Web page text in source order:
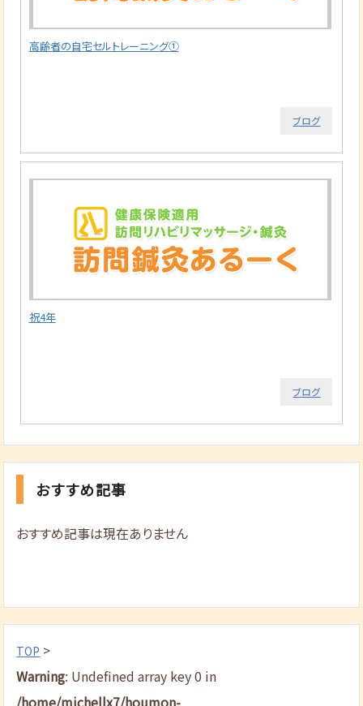
高齢者の自宅セルトレーニング①
ブログ
祝4年
ブログ
おすすめ記事
おすすめ記事は現在ありません
TOP >
Warning: Undefined array key 0 in
/home/michellx7/houmon-